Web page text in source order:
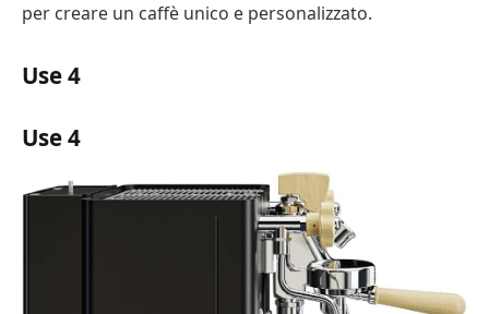
per creare un caffè unico e personalizzato.
Use 4
Use 4